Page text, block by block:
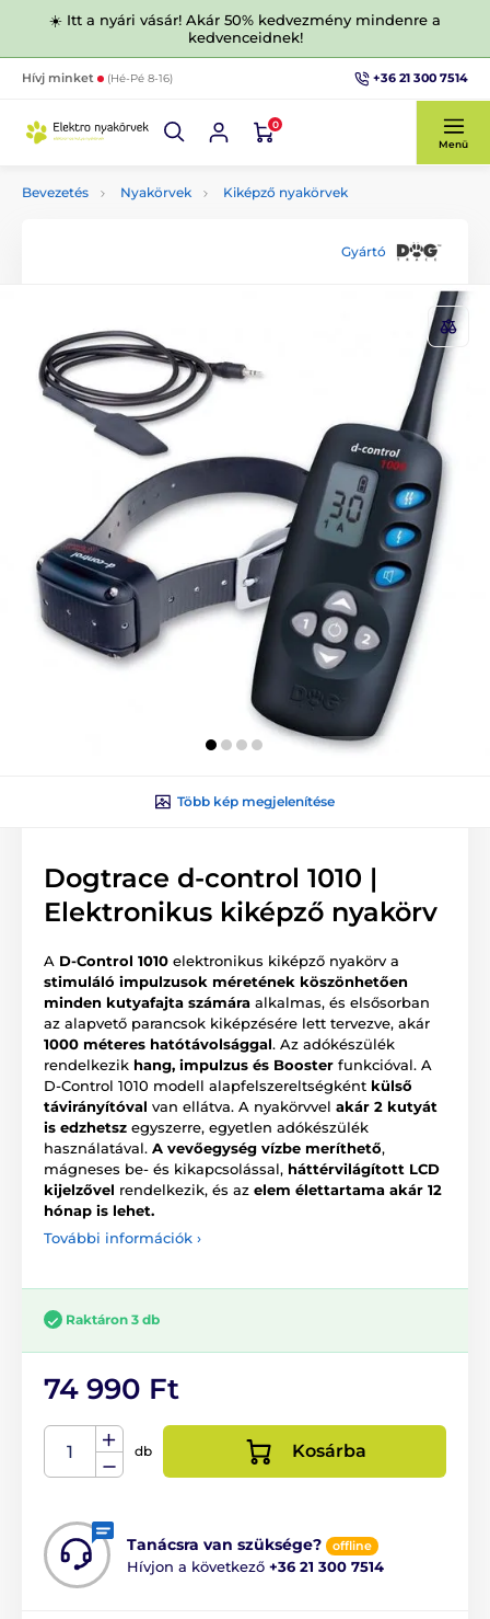
☀️ Itt a nyári vásár! Akár 50% kedvezmény mindenre a
kedvenceidnek!
Hívj minket (Hé-Pé 8-16) +36 21 300 7514
0
Menü
Bevezetés Nyakörvek Kiképző nyakörvek
Gyártó
Több kép megjelenítése
Dogtrace d-control 1010 |
Elektronikus kiképző nyakörv
A D-Control 1010 elektronikus kiképző nyakörv a
stimuláló impulzusok méretének köszönhetően
minden kutyafajta számára alkalmas, és elsősorban
az alapvető parancsok kiképzésére lett tervezve, akár
1000 méteres hatótávolsággal. Az adókészülék
rendelkezik hang, impulzus és Booster funkcióval. A
D-Control 1010 modell alapfelszereltségként külső
távirányítóval van ellátva. A nyakörvvel akár 2 kutyát
is edzhetsz egyszerre, egyetlen adókészülék
használatával. A vevőegység vízbe meríthető,
mágneses be- és kikapcsolással, háttérvilágított LCD
kijelzővel rendelkezik, és az elem élettartama akár 12
hónap is lehet.
További információk ›
Raktáron 3 db
74 990 Ft
db Kosárba
Tanácsra van szüksége? offline
Hívjon a következő +36 21 300 7514